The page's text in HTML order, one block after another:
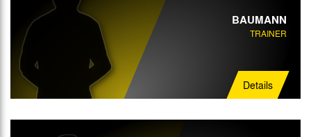
BAUMANN
TRAINER
Details